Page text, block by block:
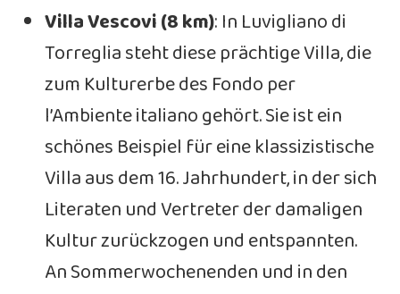
Villa Vescovi (8 km): In Luvigliano di
Torreglia steht diese prächtige Villa, die
zum Kulturerbe des Fondo per
l’Ambiente italiano gehört. Sie ist ein
schönes Beispiel für eine klassizistische
Villa aus dem 16. Jahrhundert, in der sich
Literaten und Vertreter der damaligen
Kultur zurückzogen und entspannten.
An Sommerwochenenden und in den